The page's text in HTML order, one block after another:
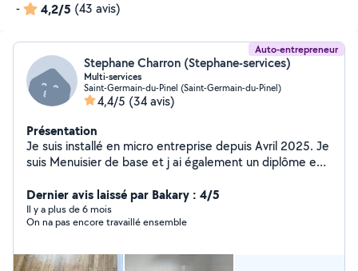
-
4,2/5 (43 avis)
Auto-entrepreneur
Stephane Charron (Stephane-services)
Multi-services
Saint-Germain-du-Pinel (Saint-Germain-du-Pinel)
4,4/5 (34 avis)
Présentation
Je suis installé en micro entreprise depuis Avril 2025. Je
suis Menuisier de base et j ai également un diplôme en
pour répondre favorablement dans beaucoup de
domaines concernant l habitation. Dans l attente de
votre retour cordialement Stéphane
Dernier avis laissé par Bakary : 4/5
Il y a plus de 6 mois
On na pas encore travaillé ensemble